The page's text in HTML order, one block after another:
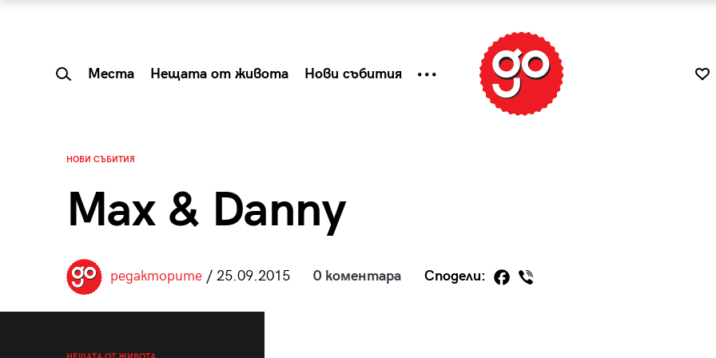
Места Нещата от живота Нови събития
НОВИ СЪБИТИЯ
Max & Danny
редакторите/ 25.09.2015 0 коментара Сподели: